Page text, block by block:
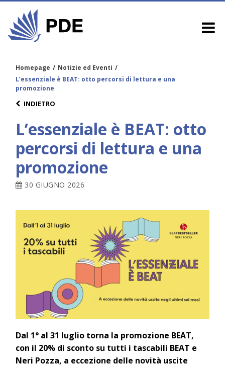
Homepage / Notizie ed Eventi /
L’essenziale è BEAT: otto percorsi di lettura e una
promozione
INDIETRO
L’essenziale è BEAT: otto
percorsi di lettura e una
promozione
30 GIUGNO 2026
Dal 1° al 31 luglio torna la promozione BEAT,
con il 20% di sconto su tutti i tascabili BEAT e
Neri Pozza, a eccezione delle novità uscite